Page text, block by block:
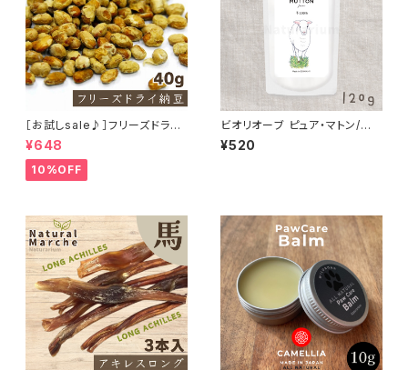
［お試しsale♪］フリーズドライ
納豆 40g
¥648
10%OFF
ビオリオーブ ピュア・マトン/羊1
00% Bioliob 旧ヘルマン
¥520